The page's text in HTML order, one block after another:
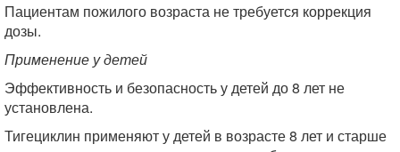
Пациентам пожилого возраста не требуется коррекция
дозы.
Применение у детей
Эффективность и безопасность у детей до 8 лет не
установлена.
Тигециклин применяют у детей в возрасте 8 лет и старше